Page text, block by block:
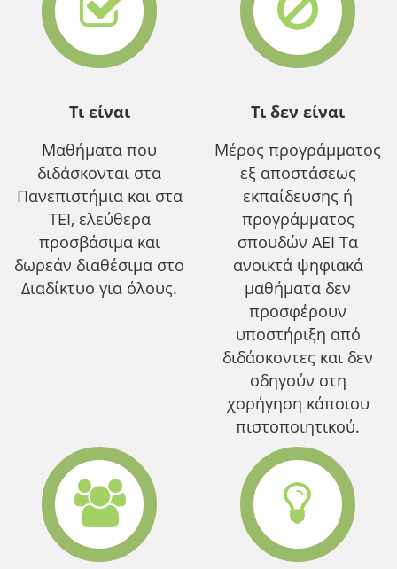
Τι είναι
Μαθήματα που
διδάσκονται στα
Πανεπιστήμια και στα
ΤΕΙ, ελεύθερα
προσβάσιμα και
δωρεάν διαθέσιμα στο
Διαδίκτυο για όλους.
Τι δεν είναι
Μέρος προγράμματος
εξ αποστάσεως
εκπαίδευσης ή
προγράμματος
σπουδών ΑΕΙ Τα
ανοικτά ψηφιακά
μαθήματα δεν
προσφέρουν
υποστήριξη από
διδάσκοντες και δεν
οδηγούν στη
χορήγηση κάποιου
πιστοποιητικού.